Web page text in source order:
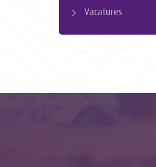
Vacatures